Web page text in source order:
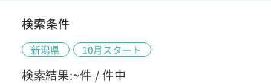
検索条件
新潟県 10月スタート
検索結果:~件 /件中